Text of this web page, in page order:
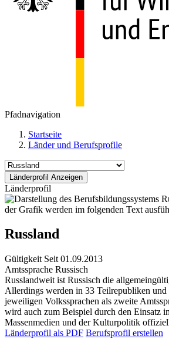
Pfadnavigation
Startseite
Länder und Berufsprofile
Länderprofil
Russland
Gültigkeit Seit 01.09.2013
Amtssprache Russisch
Russlandweit ist Russisch die
Allerdings werden in 33 Teilrepubliken und
jeweiligen Volkssprachen als zweite
wird auch zum Beispiel durch den Einsatz
Massenmedien und der Kulturpolitik
Länderprofil als PDF Berufsprofil erstellen